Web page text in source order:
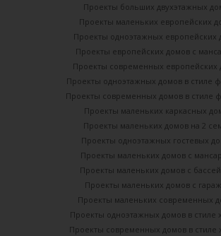
Проекты больших двухэтажных
Проекты маленьких европейских
Проекты одноэтажных европейских
Проекты европейских домов с
Проекты современных европейских
Проекты одноэтажных домов в стиле
Проекты современных домов в стиле
Проекты маленьких каркасных
Проекты маленьких домов на 2
Проекты одноэтажных гостевых
Проекты маленьких домов с
Проекты маленьких домов с
Проекты маленьких домов с
Проекты маленьких современных
Проекты одноэтажных домов в стиле
Проекты современных домов в стиле